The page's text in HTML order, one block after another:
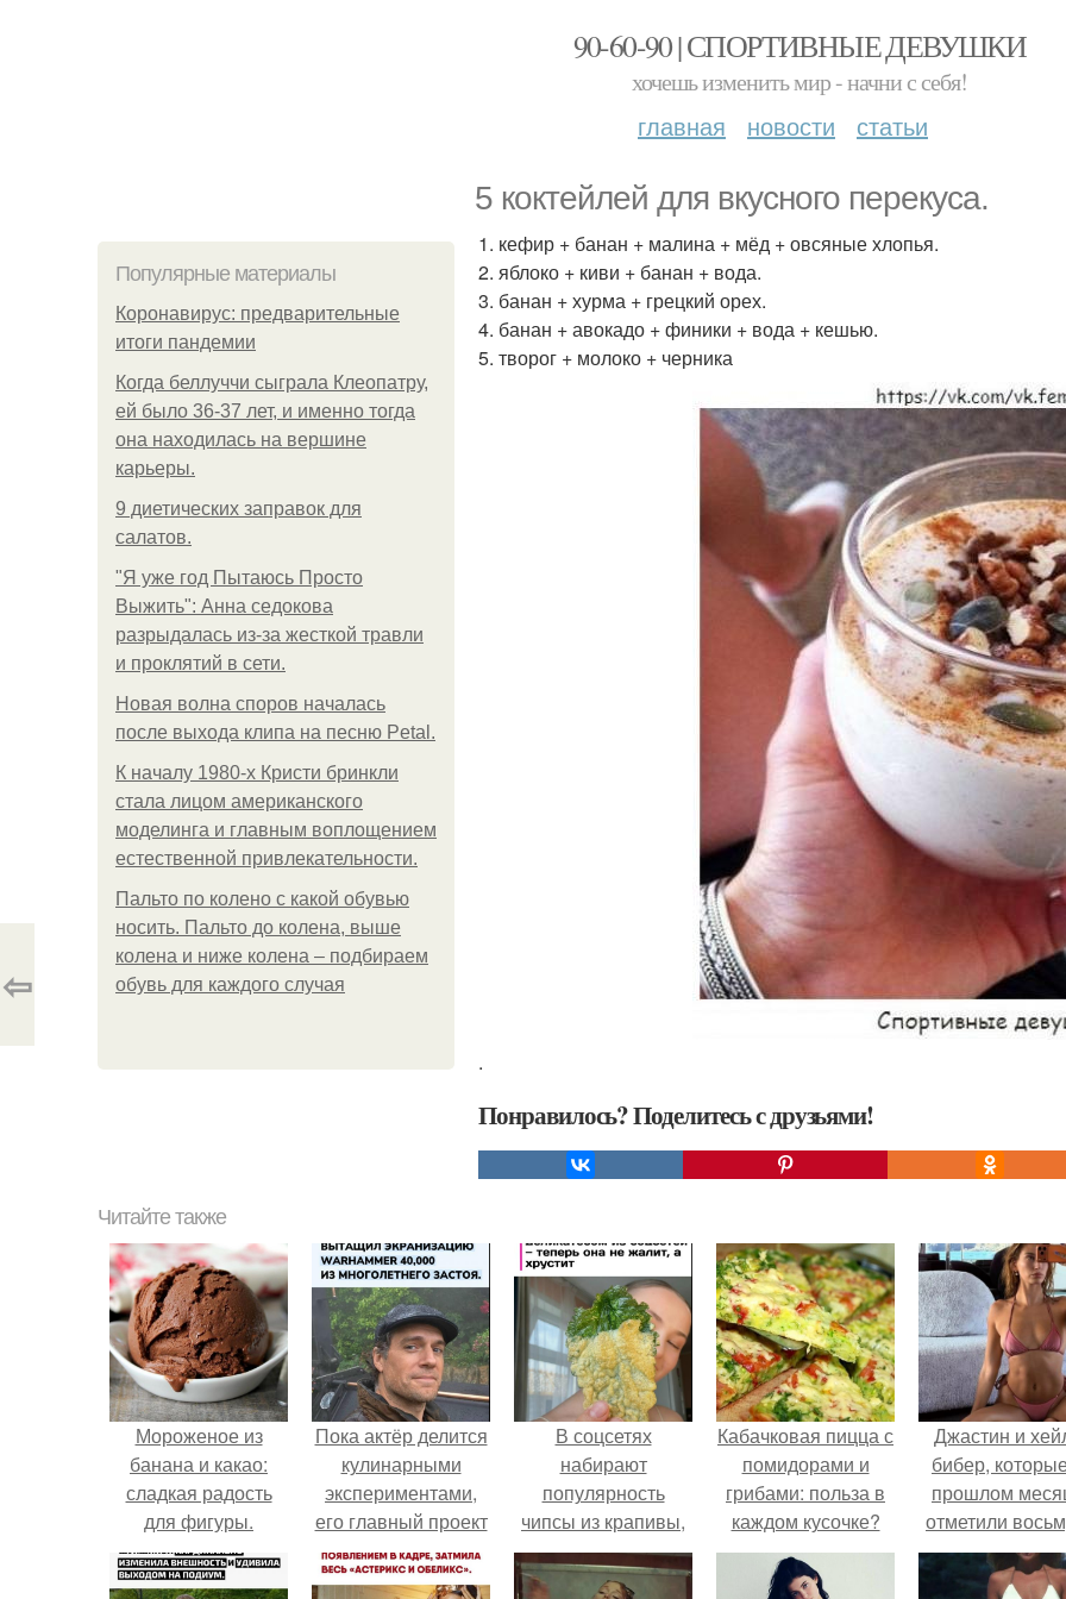
90-60-90 | СПОРТИВНЫЕ ДЕВУШКИ
хочешь изменить мир - начни с себя!
главная новости статьи
5 коктейлей для вкусного перекуса.
Популярные материалы
Коронавирус: предварительные
итоги пандемии
Когда беллуччи сыграла Клеопатру,
ей было 36-37 лет, и именно тогда
она находилась на вершине
карьеры.
9 диетических заправок для
салатов.
"Я уже год Пытаюсь Просто
Выжить": Анна седокова
разрыдалась из-за жесткой травли
и проклятий в сети.
Новая волна споров началась
после выхода клипа на песню Petal.
К началу 1980-х Кристи бринкли
стала лицом американского
моделинга и главным воплощением
естественной привлекательности.
Пальто по колено с какой обувью
носить. Пальто до колена, выше
колена и ниже колена – подбираем
обувь для каждого случая
1. кефир + банан + малина + мёд + овсяные хлопья.
2. яблоко + киви + банан + вода.
3. банан + хурма + грецкий орех.
4. банан + авокадо + финики + вода + кешью.
5. творог + молоко + черника
.
Понравилось? Поделитесь с друзьями!
⇦
Читайте также
Мороженое из
банана и какао:
сладкая радость
для фигуры.
Пока актёр делится
кулинарными
экспериментами,
его главный проект
сделал серьёзный
шаг вперёд.
В соцсетях
набирают
популярность
чипсы из крапивы,
которые
пользователи в
Кабачковая пицца с
помидорами и
грибами: польза в
каждом кусочке?
Джастин и
бибер,
прошлом
отметили
годовщину
помолвки,